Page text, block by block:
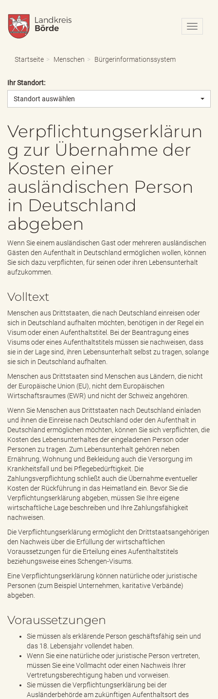
N
a
o
d
e
n
Startseite Menschen Bürgerinformationssystem
Ihr Standort:
Standort auswählen
Verpflichtungserklärun
g zur Übernahme der
Kosten einer
ausländischen Person
in Deutschland
abgeben
Wenn Sie einem ausländischen Gast oder mehreren ausländischen
Gästen den Aufenthalt in Deutschland ermöglichen wollen, können
Sie sich dazu verpflichten, für seinen oder ihren Lebensunterhalt
aufzukommen.
Volltext
Menschen aus Drittstaaten, die nach Deutschland einreisen oder
sich in Deutschland aufhalten möchten, benötigen in der Regel ein
Visum oder einen Aufenthaltstitel. Bei der Beantragung eines
Visums oder eines Aufenthaltstitels müssen sie nachweisen, dass
sie in der Lage sind, ihren Lebensunterhalt selbst zu tragen, solange
sie sich in Deutschland aufhalten.
Menschen aus Drittstaaten sind Menschen aus Ländern, die nicht
der Europäische Union (EU), nicht dem Europäischen
Wirtschaftsraumes (EWR) und nicht der Schweiz angehören.
Wenn Sie Menschen aus Drittstaaten nach Deutschland einladen
und ihnen die Einreise nach Deutschland oder den Aufenthalt in
Deutschland ermöglichen möchten, können Sie sich verpflichten, die
Kosten des Lebensunterhaltes der eingeladenen Person oder
Personen zu tragen. Zum Lebensunterhalt gehören neben
Ernährung, Wohnung und Bekleidung auch die Versorgung im
Krankheitsfall und bei Pflegebedürftigkeit. Die
Zahlungsverpflichtung schließt auch die Übernahme eventueller
Kosten der Rückführung in das Heimatland ein. Bevor Sie die
Verpflichtungserklärung abgeben, müssen Sie Ihre eigene
wirtschaftliche Lage beschreiben und Ihre Zahlungsfähigkeit
nachweisen.
Die Verpflichtungserklärung ermöglicht den Drittstaatsangehörigen
den Nachweis über die Erfüllung der wirtschaftlichen
Voraussetzungen für die Erteilung eines Aufenthaltstitels
beziehungsweise eines Schengen-Visums.
Eine Verpflichtungserklärung können natürliche oder juristische
Personen (zum Beispiel Unternehmen, karitative Verbände)
abgeben.
Voraussetzungen
Sie müssen als erklärende Person geschäftsfähig sein und
das 18. Lebensjahr vollendet haben.
Wenn Sie eine natürliche oder juristische Person vertreten,
müssen Sie eine Vollmacht oder einen Nachweis Ihrer
Vertretungsberechtigung haben und vorweisen.
Sie müssen die Verpflichtungserklärung bei der
Ausländerbehörde am zukünftigen Aufenthaltsort des